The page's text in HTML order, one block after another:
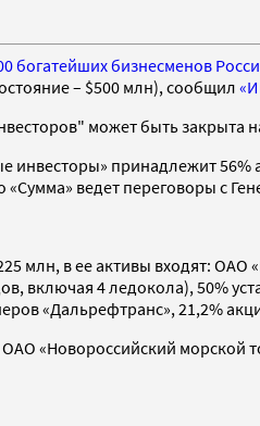
богатейших бизнесменов
– $500 млн), сообщил
может быть закрыта
принадлежит
ведет переговоры с
млн, в ее активы входят:
включая 4 ледокола), 50%
«Дальрефтранс», 21,2%
«Новороссийский морской